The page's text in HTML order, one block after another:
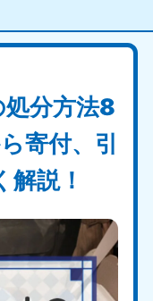
分方法8
寄付、引
解説！